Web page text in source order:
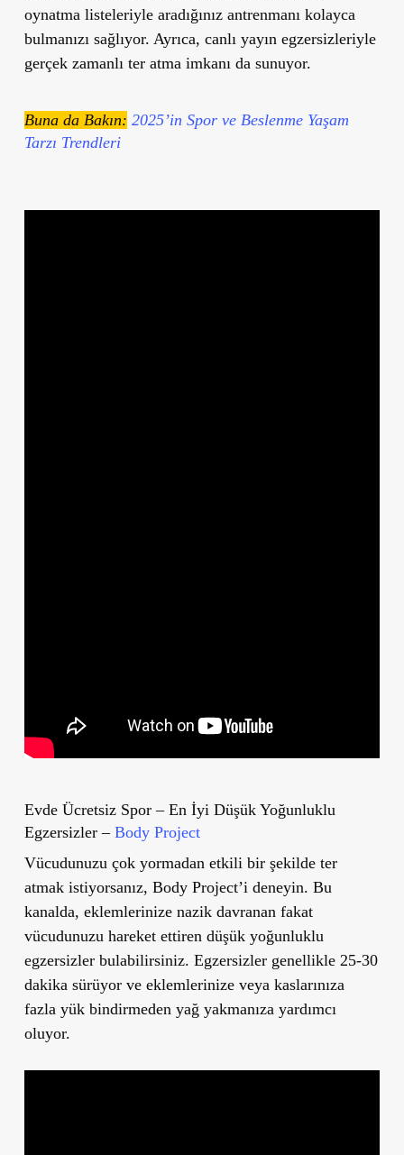
oynatma listeleriyle aradığınız antrenmanı kolayca
bulmanızı sağlıyor. Ayrıca, canlı yayın egzersizleriyle
gerçek zamanlı ter atma imkanı da sunuyor.
Buna da Bakın: 2025’in Spor ve Beslenme Yaşam
Tarzı Trendleri
Evde Ücretsiz Spor – En İyi Düşük Yoğunluklu
Egzersizler – Body Project
Vücudunuzu çok yormadan etkili bir şekilde ter
atmak istiyorsanız, Body Project’i deneyin. Bu
kanalda, eklemlerinize nazik davranan fakat
vücudunuzu hareket ettiren düşük yoğunluklu
egzersizler bulabilirsiniz. Egzersizler genellikle 25-30
dakika sürüyor ve eklemlerinize veya kaslarınıza
fazla yük bindirmeden yağ yakmanıza yardımcı
oluyor.